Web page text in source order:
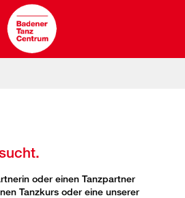
oder einen Tanzpartner
Tanzkurs oder eine unserer